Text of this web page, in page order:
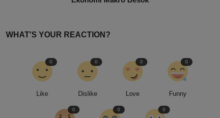
WHAT'S YOUR REACTION?
Like
0
Dislike
0
Love
0
Funny
0
0 0 0